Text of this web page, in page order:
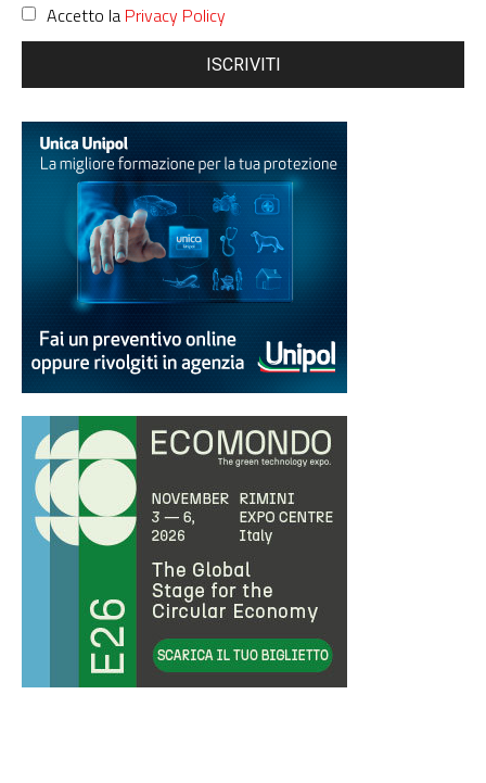
Accetto la Privacy Policy
ISCRIVITI